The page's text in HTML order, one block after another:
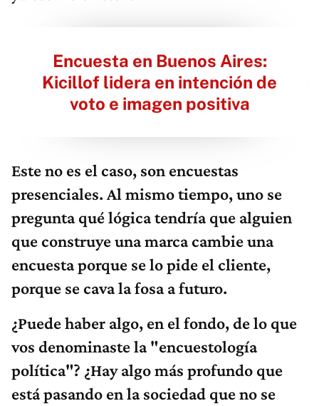
Encuesta en Buenos Aires:
Kicillof lidera en intención de
voto e imagen positiva
Este no es el caso, son encuestas
presenciales. Al mismo tiempo, uno se
pregunta qué lógica tendría que alguien
que construye una marca cambie una
encuesta porque se lo pide el cliente,
porque se cava la fosa a futuro.
¿Puede haber algo, en el fondo, de lo que
vos denominaste la "encuestología
política"? ¿Hay algo más profundo que
está pasando en la sociedad que no se